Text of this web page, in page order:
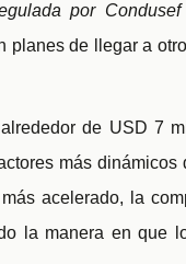
por Condusef
de llegar a
de USD 7
más dinámicos
acelerado, la
la manera en que